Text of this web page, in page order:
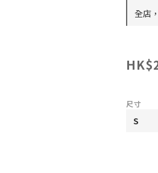
全店
尺寸